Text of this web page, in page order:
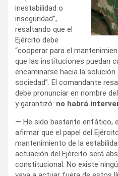
inestabilidad o
inseguridad”,
resaltando que el
Ejército debe
“cooperar para el
que las instituciones puedan
encaminarse hacia la
sociedad”. El comandante
debe pronunciar en nombre
y garantizó: no habrá
— He sido bastante enfático,
afirmar que el papel del
mantenimiento de la
actuación del Ejército será
constitucional. No existe